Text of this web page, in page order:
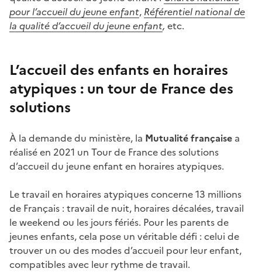
pour l’accueil du jeune enfant, Référentiel national de
la qualité d’accueil du jeune enfant, etc.
L’accueil des enfants en horaires
atypiques : un tour de France des
solutions
À la demande du ministère, la Mutualité française a
réalisé en 2021 un Tour de France des solutions
d’accueil du jeune enfant en horaires atypiques.
Le travail en horaires atypiques concerne 13 millions
de Français : travail de nuit, horaires décalées, travail
le weekend ou les jours fériés. Pour les parents de
jeunes enfants, cela pose un véritable défi : celui de
trouver un ou des modes d’accueil pour leur enfant,
compatibles avec leur rythme de travail.